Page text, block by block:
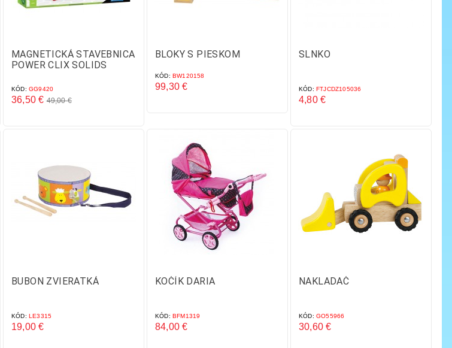
MAGNETICKÁ STAVEBNICA
POWER CLIX SOLIDS
KÓD: GG9420
36,50 € 49,00 €
BLOKY S PIESKOM
KÓD: BW120158
99,30 €
SLNKO
KÓD: FTJCDZ105036
4,80 €
BUBON ZVIERATKÁ
KÓD: LE3315
19,00 €
KOČÍK DARIA
KÓD: BFM1319
84,00 €
NAKLADAČ
KÓD: GO55966
30,60 €